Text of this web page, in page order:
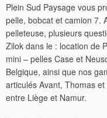
Plein Sud Paysage vous
pelle, bobcat et camion 7.
pelleteuse, plusieurs
Zilok dans le : location de
mini – pelles Case et
Belgique, ainsi que nos
articulés Avant, Thomas
entre Liège et Namur.